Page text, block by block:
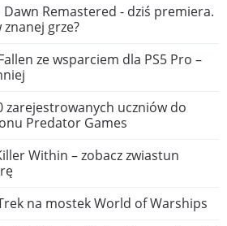
Remastered - dziś premiera.
grze?
ze wsparciem dla PS5 Pro –
zarejestrowanych uczniów do
Predator Games
Within – zobacz zwiastun
na mostek World of Warships